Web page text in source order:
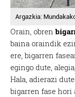
Argazkia:
Orain, obren
baina oraindik
ere, bigarren
egingo dute,
Hala, adierazi
bigarren fase hori